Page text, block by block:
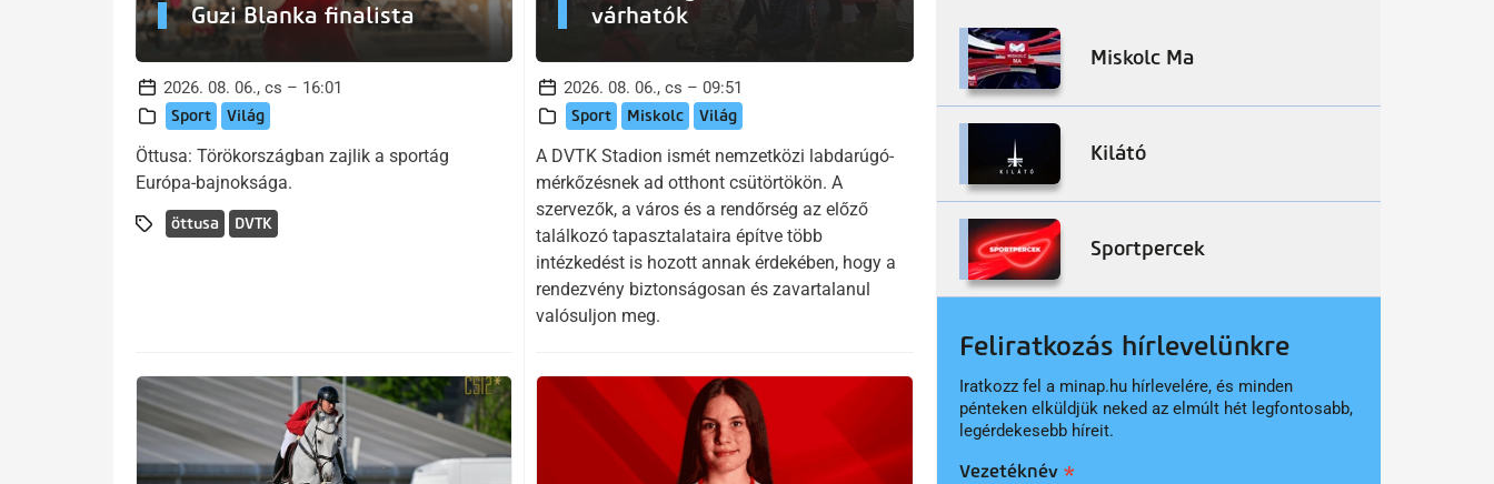
Guzi Blanka finalista
2026. 08. 06., cs – 16:01
Sport Világ
Öttusa: Törökországban zajlik a sportág
Európa-bajnoksága.
öttusa DVTK
várhatók
2026. 08. 06., cs – 09:51
Sport Miskolc Világ
A DVTK Stadion ismét nemzetközi labdarúgó-
mérkőzésnek ad otthont csütörtökön. A
szervezők, a város és a rendőrség az előző
találkozó tapasztalataira építve több
intézkedést is hozott annak érdekében, hogy a
rendezvény biztonságosan és zavartalanul
valósuljon meg.
Miskolc Ma
Kilátó
Sportpercek
Feliratkozás hírlevelünkre
Iratkozz fel a minap.hu hírlevelére, és minden
pénteken elküldjük neked az elmúlt hét legfontosabb,
legérdekesebb híreit.
Vezetéknév